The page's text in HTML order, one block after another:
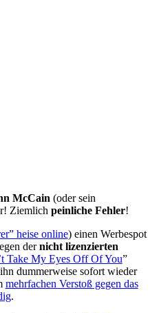
McCain (oder sein
Ziemlich peinliche Fehler!
heise online) einen Werbespot
dernicht lizenzierten
Take My Eyes Off Of You”
dummerweise sofort wieder
mehrfachen Verstoß gegen das
.